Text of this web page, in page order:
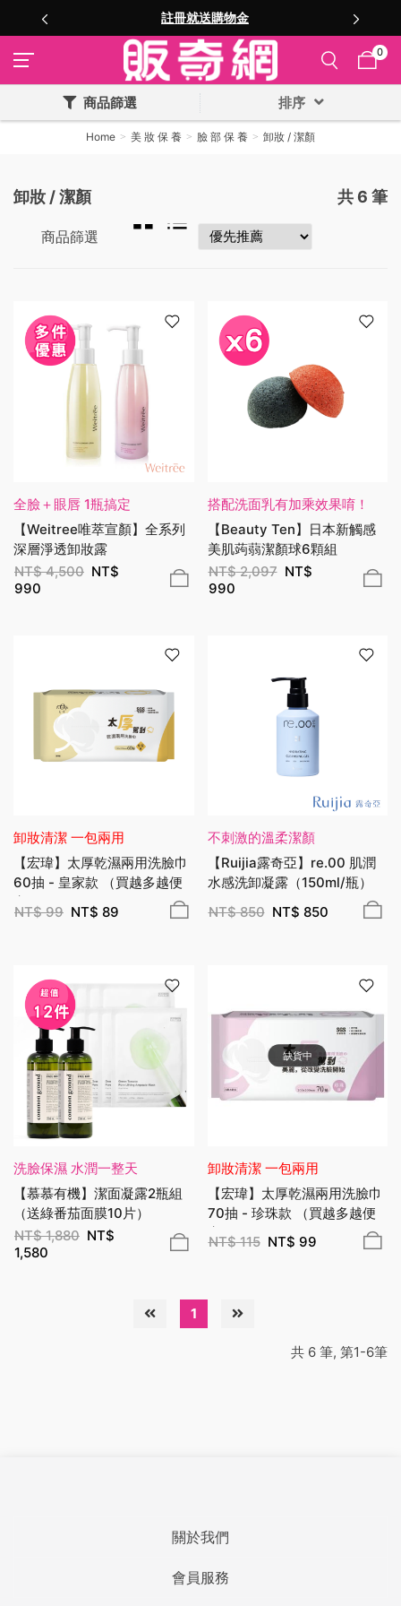
註冊就送購物金
0
商品篩選 排序
Home 美 妝 保 養 臉 部 保 養 卸妝 / 潔顏
卸妝 / 潔顏 共 6 筆
商品篩選
全臉＋眼唇 1瓶搞定
【Weitree唯萃宣顏】全系列
深層淨透卸妝露
NT$4,500 NT$
990
搭配洗面乳有加乘效果唷！
【Beauty Ten】日本新觸感
美肌蒟蒻潔顏球6顆組
NT$2,097 NT$
990
卸妝清潔 一包兩用
【宏瑋】太厚乾濕兩用洗臉巾
60抽 - 皇家款 （買越多越便
宜）
NT$99 NT$ 89
不刺激的溫柔潔顏
【Ruijia露奇亞】re.00 肌潤
水感洗卸凝露（150ml/瓶）
NT$850 NT$ 850
洗臉保濕 水潤一整天
【慕慕有機】潔面凝露2瓶組
（送綠番茄面膜10片）
NT$1,880 NT$
1,580
缺貨中
卸妝清潔 一包兩用
【宏瑋】太厚乾濕兩用洗臉巾
70抽 - 珍珠款 （買越多越便
宜）
NT$115 NT$ 99
1
共 6 筆, 第1-6筆
關於我們
會員服務